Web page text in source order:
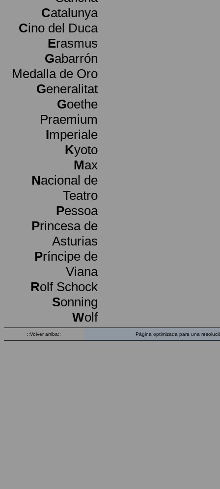
Catalunya
Cino del Duca
Erasmus
Gabarrón
Medalla de Oro
Generalitat
Goethe
Praemium
Imperiale
Kyoto
Max
Nacional de
Teatro
Pessoa
Princesa de
Asturias
Príncipe de
Viana
Rolf Schock
Sonning
Wolf
::Volver arriba:: Página optimizada para una